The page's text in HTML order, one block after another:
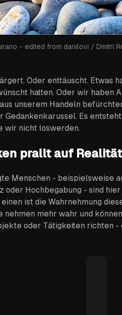
- edited from danilovi / Dmitri
Oder enttäuscht. Etwas
hatten. Oder wir haben
unserem Handeln
Gedankenkarussel. Es
wir nicht loswerden.
prallt auf Realität
Menschen - beispielsweise
oder Hochbegabung - sind
ist die Wahrnehmung
nehmen mehr wahr und
oder Tätigkeiten richten -